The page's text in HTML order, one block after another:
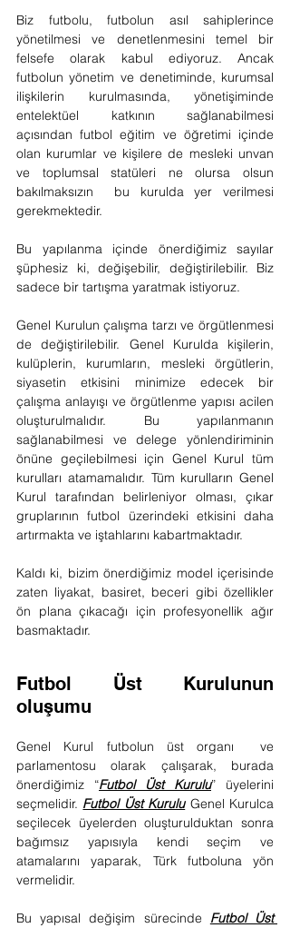
Biz futbolu, futbolun asıl sahiplerince
yönetilmesi ve denetlenmesini temel bir
felsefe olarak kabul ediyoruz. Ancak
futbolun yönetim ve denetiminde, kurumsal
ilişkilerin kurulmasında, yönetişiminde
entelektüel katkının sağlanabilmesi
açısından futbol eğitim ve öğretimi içinde
olan kurumlar ve kişilere de mesleki unvan
ve toplumsal statüleri ne olursa olsun
bakılmaksızın  bu kurulda yer verilmesi
gerekmektedir.
Bu yapılanma içinde önerdiğimiz sayılar
şüphesiz ki, değişebilir, değiştirilebilir. Biz
sadece bir tartışma yaratmak istiyoruz.
Genel Kurulun çalışma tarzı ve örgütlenmesi
de değiştirilebilir. Genel Kurulda kişilerin,
kulüplerin, kurumların, mesleki örgütlerin,
siyasetin etkisini minimize edecek bir
çalışma anlayışı ve örgütlenme yapısı acilen
oluşturulmalıdır. Bu yapılanmanın
sağlanabilmesi ve delege yönlendiriminin
önüne geçilebilmesi için Genel Kurul tüm
kurulları atamamalıdır. Tüm kurulların Genel
Kurul tarafından belirleniyor olması, çıkar
gruplarının futbol üzerindeki etkisini daha
artırmakta ve iştahlarını kabartmaktadır.
Kaldı ki, bizim önerdiğimiz model içerisinde
zaten liyakat, basiret, beceri gibi özellikler
ön plana çıkacağı için profesyonellik ağır
basmaktadır.
Futbol Üst Kurulunun
oluşumu
Genel Kurul futbolun üst organı  ve
parlamentosu olarak çalışarak, burada
önerdiğimiz “Futbol Üst Kurulu” üyelerini
seçmelidir. Futbol Üst Kurulu Genel Kurulca
seçilecek üyelerden oluşturulduktan sonra
bağımsız yapısıyla kendi seçim ve
atamalarını yaparak, Türk futboluna yön
vermelidir.
Bu yapısal değişim sürecinde Futbol Üst